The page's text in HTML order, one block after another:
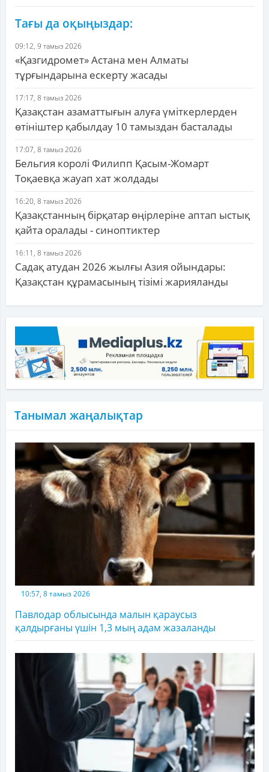
Тағы да оқыңыздар:
09:12, 9 тамыз 2026
«Қазгидромет» Астана мен Алматы
тұрғындарына ескерту жасады
17:17, 8 тамыз 2026
Қазақстан азаматтығын алуға үміткерлерден
өтініштер қабылдау 10 тамыздан басталады
17:07, 8 тамыз 2026
Бельгия королі Филипп Қасым-Жомарт
Тоқаевқа жауап хат жолдады
16:20, 8 тамыз 2026
Қазақстанның бірқатар өңірлеріне аптап ыстық
қайта оралады - синоптиктер
16:11, 8 тамыз 2026
Садақ атудан 2026 жылғы Азия ойындары:
Қазақстан құрамасының тізімі жарияланды
Танымал жаңалықтар
10:57, 8 тамыз 2026
Павлодар облысында малын қараусыз
қалдырғаны үшін 1,3 мың адам жазаланды